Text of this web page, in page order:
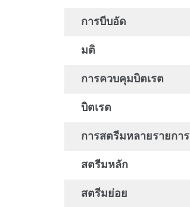
การบีบอัด
มติ
การควบคุมบิตเรต
บิตเรต
การสตรีมหลายรายการ
สตรีมหลัก
สตรีมย่อย